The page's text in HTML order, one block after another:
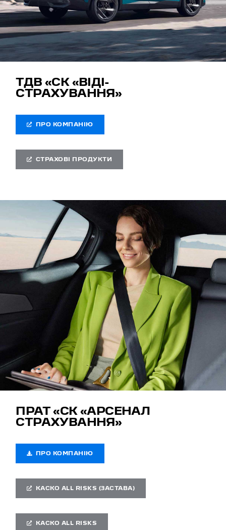
ТДВ «СК «ВІДІ-
СТРАХУВАННЯ»
ПРО КОМПАНІЮ
СТРАХОВІ ПРОДУКТИ
ПРАТ «СК «АРСЕНАЛ
СТРАХУВАННЯ»
ПРО КОМПАНІЮ
КАСКО ALL RISKS (ЗАСТАВА)
КАСКО ALL RISKS